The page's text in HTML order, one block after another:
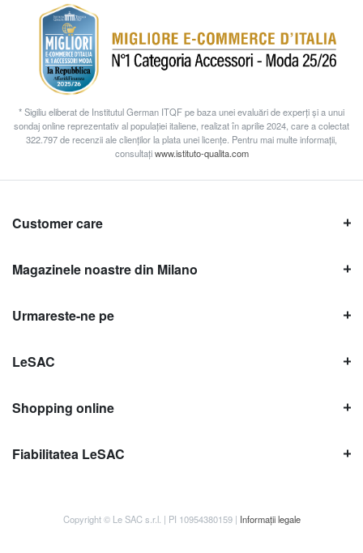
* Sigiliu eliberat de Institutul German ITQF pe baza unei evaluări de experți și a unui
sondaj online reprezentativ al populației italiene, realizat în aprilie 2024, care a colectat
322.797 de recenzii ale clienților la plata unei licențe. Pentru mai multe informații,
consultațiwww.istituto-qualita.com
Customer care
Magazinele noastre din Milano
Urmareste-ne pe
LeSAC
Shopping online
Fiabilitatea LeSAC
Copyright © Le SAC s.r.l. | PI 10954380159 | Informații legale